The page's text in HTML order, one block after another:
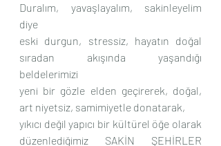
Duralım, yavaşlayalım, sakinleyelim
diye
eski durgun, stressiz, hayatın doğal
sıradan akışında yaşandığı
beldelerimizi
yeni bir gözle elden geçirerek, doğal,
art niyetsiz, samimiyetle donatarak,
yıkıcı değil yapıcı bir kültürel öğe olarak
düzenlediğimiz SAKİN ŞEHİRLER